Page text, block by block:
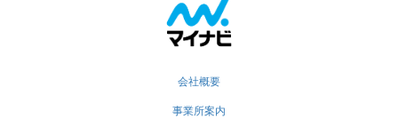
会社概要
事業所案内